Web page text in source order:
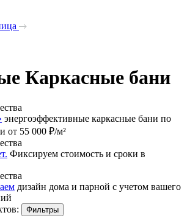
Каркасные бани
энергоэффективные каркасные бани по
от 55 000 ₽/м²
Фиксируем стоимость и сроки в
дизайн дома и парной с учетом вашего
Фильтры